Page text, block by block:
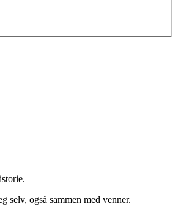
selv, også sammen med venner.